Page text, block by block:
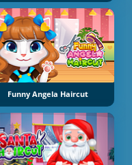
Funny Angela Haircut